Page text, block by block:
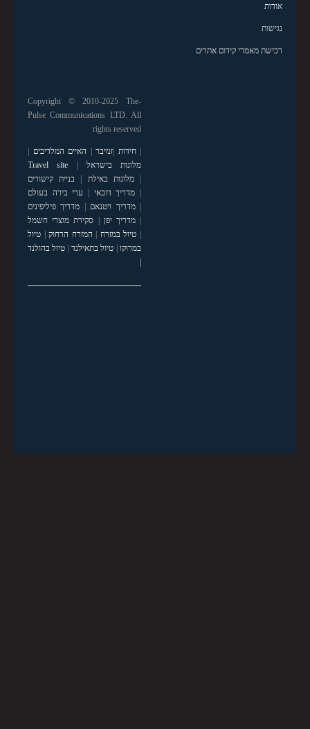
אודות
נגישות
רכישת מאמרי קידום אתרים
Copyright © 2010-2025 The-
Pulse Communications LTD. All
rights reserved
|חידות |זנזיבר | האיים המלדיבים |
מלונות בישראל |
Travel site
|מלונות באילת | בניית קישורים
| מדריך דובאי | ערי בירה בעולם
|מדריך ויטנאם | מדריך פיליפינים
|מדריך יפן | סקירת מוצרי חשמל
| טיול במזרח | המזרח הרחוק| טיול
במרוקו| טיול בתאילנד| טיול בהולנד
|